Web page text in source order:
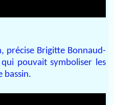
précise Brigitte Bonnaud-
pouvait symboliser les
bassin.